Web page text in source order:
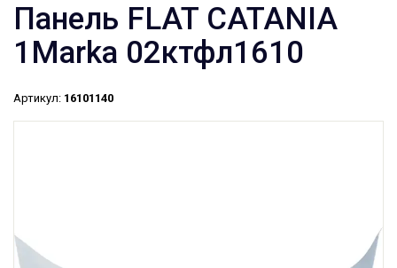
Панель FLAT CATANIA
1Marka 02ктфл1610
Артикул: 16101140